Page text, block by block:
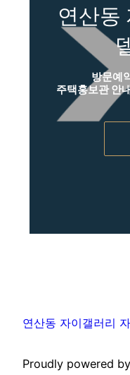
연산동
방문예
주택홍보관 안
연산동 자이갤러리
Proudly powered by